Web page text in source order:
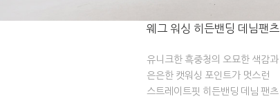
웨그 워싱 히든밴딩 데님팬츠
유니크한 흑중청의 오묘한 색감과
은은한 캣워싱 포인트가 멋스런
스트레이트핏 히든밴딩 데님 팬츠